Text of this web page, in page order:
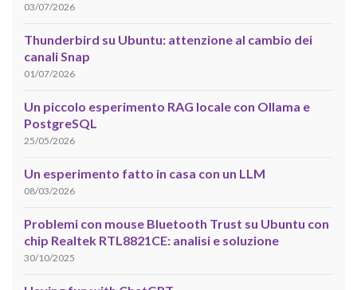
03/07/2026
Thunderbird su Ubuntu: attenzione al cambio dei
canali Snap
01/07/2026
Un piccolo esperimento RAG locale con Ollama e
PostgreSQL
25/05/2026
Un esperimento fatto in casa con un LLM
08/03/2026
Problemi con mouse Bluetooth Trust su Ubuntu con
chip Realtek RTL8821CE: analisi e soluzione
30/10/2025